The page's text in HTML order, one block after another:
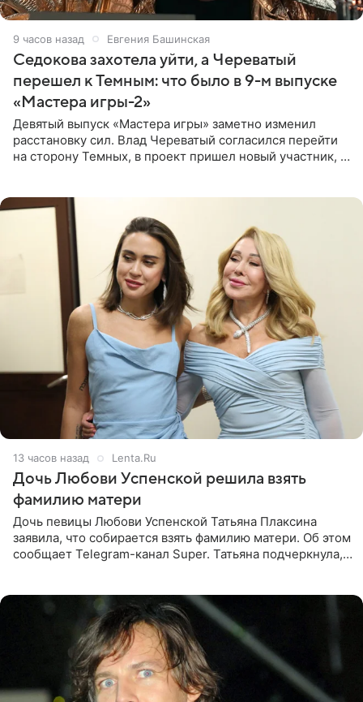
9 часов назад Евгения Башинская
Седокова захотела уйти, а Череватый
перешел к Темным: что было в 9-м выпуске
«Мастера игры-2»
Девятый выпуск «Мастера игры» заметно изменил
расстановку сил. Влад Череватый согласился перейти
на сторону Темных, в проект пришел новый участник, а
13 часов назад Lenta.Ru
Дочь Любови Успенской решила взять
фамилию матери
Дочь певицы Любови Успенской Татьяна Плаксина
заявила, что собирается взять фамилию матери. Об этом
сообщает Telegram-канал Super. Татьяна подчеркнула,